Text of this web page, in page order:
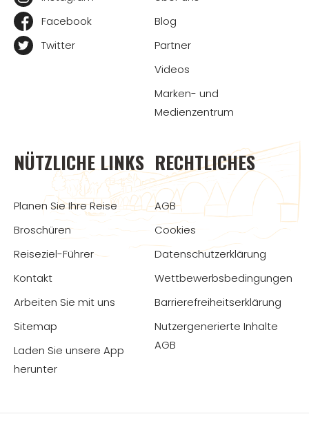
Facebook
Twitter
Blog
Partner
Videos
Marken- und
Medienzentrum
NÜTZLICHE LINKS
Planen Sie Ihre Reise
Broschüren
Reiseziel-Führer
Kontakt
Arbeiten Sie mit uns
Sitemap
Laden Sie unsere App
herunter
RECHTLICHES
AGB
Cookies
Datenschutzerklärung
Wettbewerbsbedingungen
Barrierefreiheitserklärung
Nutzergenerierte Inhalte
AGB